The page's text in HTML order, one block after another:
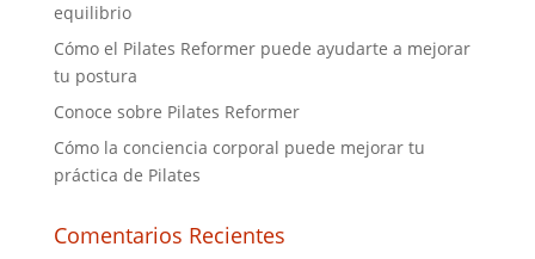
equilibrio
Cómo el Pilates Reformer puede ayudarte a mejorar
tu postura
Conoce sobre Pilates Reformer
Cómo la conciencia corporal puede mejorar tu
práctica de Pilates
Comentarios Recientes